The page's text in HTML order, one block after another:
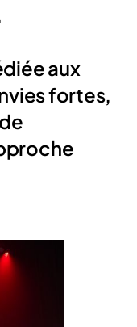
aux
fortes,